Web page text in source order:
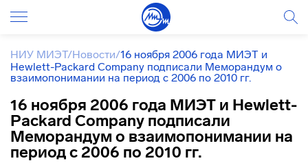
НИУ МИЭТ/Новости/16 ноября 2006 года МИЭТ и
Hewlett-Packard Company подписали Меморандум о
взаимопонимании на период с 2006 по 2010 гг.
16 ноября 2006 года МИЭТ и Hewlett-
Packard Company подписали
Меморандум о взаимопонимании на
период с 2006 по 2010 гг.